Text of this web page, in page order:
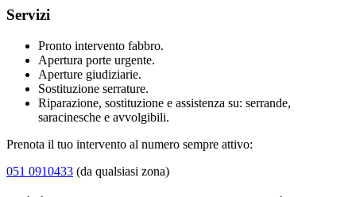
Servizi
Pronto intervento fabbro.
Apertura porte urgente.
Aperture giudiziarie.
Sostituzione serrature.
Riparazione, sostituzione e assistenza su: serrande,
saracinesche e avvolgibili.
Prenota il tuo intervento al numero sempre attivo:
051 0910433 (da qualsiasi zona)